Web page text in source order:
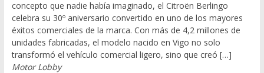
concepto que nadie había imaginado, el Citroën Berlingo
celebra su 30º aniversario convertido en uno de los mayores
éxitos comerciales de la marca. Con más de 4,2 millones de
unidades fabricadas, el modelo nacido en Vigo no solo
transformó el vehículo comercial ligero, sino que creó […]
Motor Lobby